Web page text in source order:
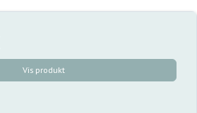
Vis produkt